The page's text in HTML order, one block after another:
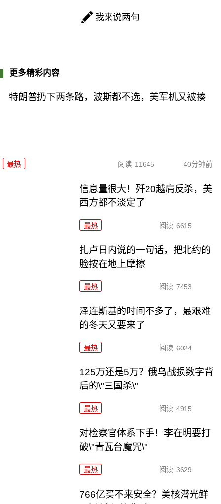
我来说两句
更多精彩内容
特朗普扔下两条路，波斯都不选，美军机又被揍
最热 阅读 11645 40分钟前
信息量很大！歼20越肩反杀，美
西方都不淡定了
最热 阅读 6615
扎卢日内说的一句话，把北约的
脸按在地上摩擦
最热 阅读 7453
泽连斯基的时间不多了，最艰难
的冬天又要来了
最热 阅读 6024
125万还是5万？俄乌战损数字背
后的\"三国杀\"
最热 阅读 4915
对检察官体系下手！李在明要打
破\"青瓦台魔咒\"
最热 阅读 3629
766亿买不来安全？美核潜光鲜